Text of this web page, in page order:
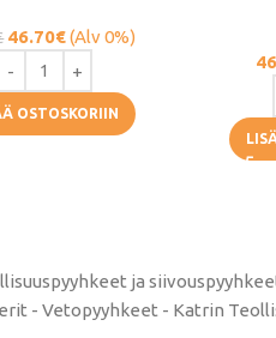
46.70€(Alv 0%)
OSTOSKORIIN
ja
- Vetopyyhkeet - Katrin